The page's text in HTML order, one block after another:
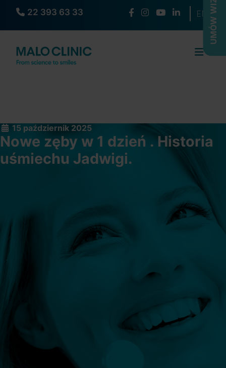
Wybierz
EN
22 393 63 33
15 październik 2025
Nowe zęby w 1 dzień . Historia
uśmiechu Jadwigi.